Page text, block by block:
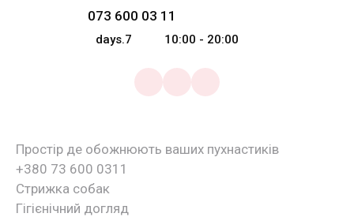
073 600 03 11
days.7 10:00 - 20:00
Простір де обожнюють ваших пухнастиків
+380 73 600 0311
Стрижка собак
Гігієнічний догляд